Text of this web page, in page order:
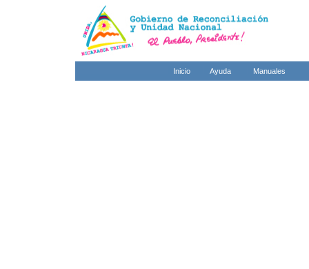
Inicio Ayuda Manuales